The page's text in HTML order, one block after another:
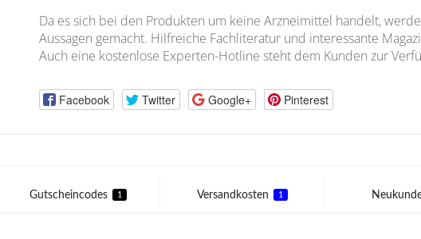
Da es sich bei den Produkten um keine Arzneimittel handelt,
Aussagen gemacht. Hilfreiche Fachliteratur und interessante
Auch eine kostenlose Experten-Hotline steht dem Kunden zur
Facebook Twitter Google+ Pinterest
Gutscheincodes 1 Versandkosten 1